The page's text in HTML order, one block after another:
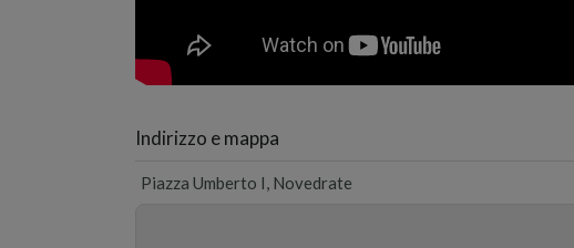
Indirizzo e mappa
Piazza Umberto I, Novedrate